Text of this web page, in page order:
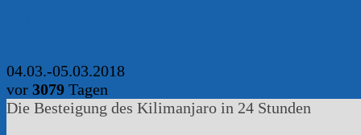
04.03.-05.03.2018
vor 3079 Tagen
Die Besteigung des Kilimanjaro in 24 Stunden